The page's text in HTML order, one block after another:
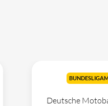
Deutsche